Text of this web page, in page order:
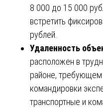
8 000 до 15 000
встретить
рублей.
Удаленность
расположен в
районе, требующем
командировки
транспортные и